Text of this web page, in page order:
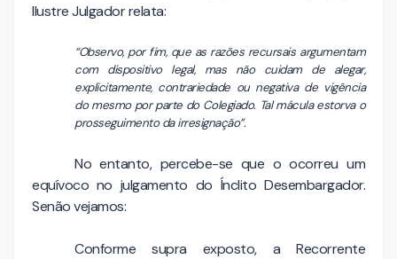
Ilustre Julgador relata:
“Observo, por fim, que as razões recursais argumentam
com dispositivo legal, mas não cuidam de alegar,
explicitamente, contrariedade ou negativa de vigência
do mesmo por parte do Colegiado. Tal mácula estorva o
prosseguimento da irresignação”.
No entanto, percebe-se que o ocorreu um
equívoco no julgamento do Ínclito Desembargador.
Senão vejamos:
Conforme supra exposto, a Recorrente